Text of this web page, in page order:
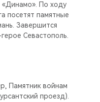
По ходу
посетят памятные
Завершится
Севастополь.
Памятник войнам
проезд).